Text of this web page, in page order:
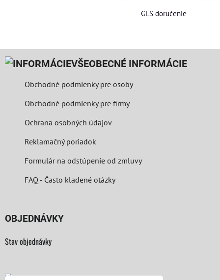
GLS doručenie
VŠEOBECNÉ INFORMÁCIE
Obchodné podmienky pre osoby
Obchodné podmienky pre firmy
Ochrana osobných údajov
Reklamačný poriadok
Formulár na odstúpenie od zmluvy
FAQ - Často kladené otázky
OBJEDNÁVKY
Stav objednávky